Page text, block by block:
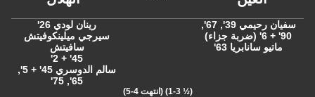
سفيان رحيمي 39'
,
67'
,
90' + 6' (ضربة جزاء)
ماتيو سانابريا 63'
رينان لودي 26'
سيرجي ميلينكوفيتش
سافيتش
45' + 2'
سالم الدوسري 45' + 5'
,
65'
,
75'
(½ 1-3) (انتهت 4-5)